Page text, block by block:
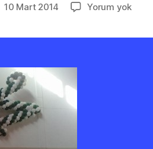
10 Mart 2014 Yorum yokHMS